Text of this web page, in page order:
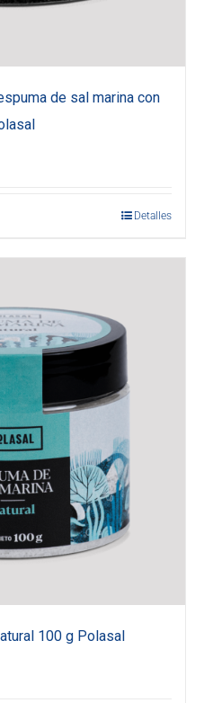
de sal marina con
Detalles
100 g Polasal